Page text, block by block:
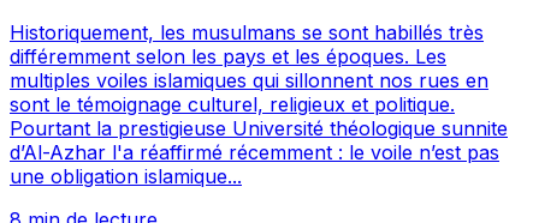
Historiquement, les musulmans se sont habillés très
différemment selon les pays et les époques. Les
multiples voiles islamiques qui sillonnent nos rues en
sont le témoignage culturel, religieux et politique.
Pourtant la prestigieuse Université théologique sunnite
d’Al-Azhar l'a réaffirmé récemment : le voile n’est pas
une obligation islamique...